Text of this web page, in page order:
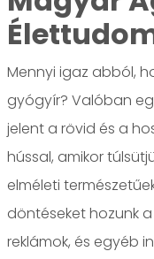
Mennyi igaz abból,
gyógyír? Valóban
jelent a rövid és a
hússal, amikor
elméleti
döntéseket hozunk
reklámok, és egyéb